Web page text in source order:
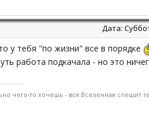
Дата:
у тебя "по жизни" все в порядке
работа подкачала - но это
чего-то хочешь - вся Вселенная спешит